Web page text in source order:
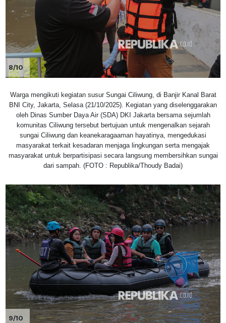
8/10
Warga mengikuti kegiatan susur Sungai Ciliwung, di Banjir Kanal Barat
BNI City, Jakarta, Selasa (21/10/2025). Kegiatan yang diselenggarakan
oleh Dinas Sumber Daya Air (SDA) DKI Jakarta bersama sejumlah
komunitas Ciliwung tersebut bertujuan untuk mengenalkan sejarah
sungai Ciliwung dan keanekaragaaman hayatinya, mengedukasi
masyarakat terkait kesadaran menjaga lingkungan serta mengajak
masyarakat untuk berpartisipasi secara langsung membersihkan sungai
dari sampah. (FOTO : Republika/Thoudy Badai)
9/10